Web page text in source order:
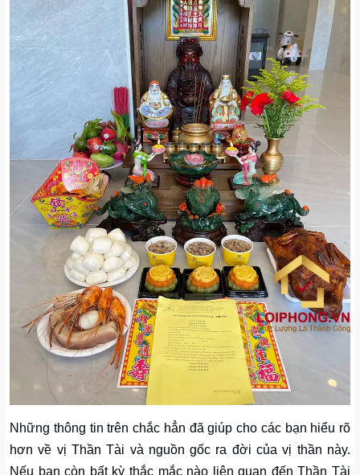
Những thông tin trên chắc hẳn đã giúp cho các bạn hiểu rõ
hơn về vị Thần Tài và nguồn gốc ra đời của vị thần này.
Nếu bạn còn bất kỳ thắc mắc nào liên quan đến Thần Tài